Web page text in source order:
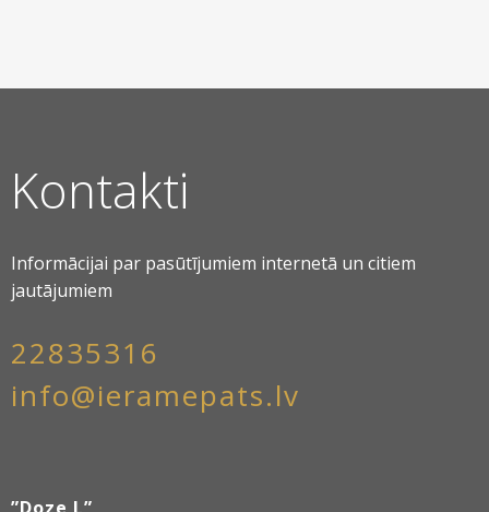
Kontakti
Informācijai par pasūtījumiem internetā un citiem
jautājumiem
22835316
info@ieramepats.lv